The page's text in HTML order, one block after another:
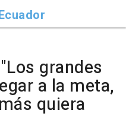
grandes
a la meta,
quiera